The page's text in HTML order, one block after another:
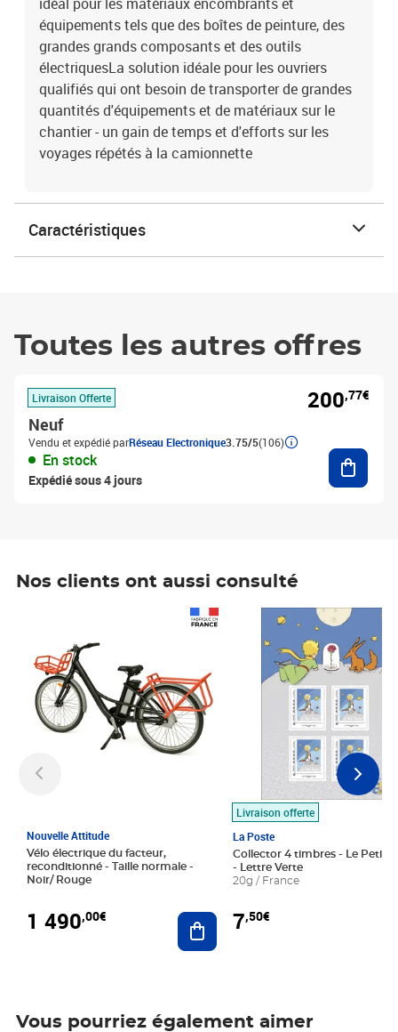
équipements tels que des boîtes de peinture, des
grandes grands composants et des outils
électriquesLa solution idéale pour les ouvriers
qualifiés qui ont besoin de transporter de grandes
quantités d'équipements et de matériaux sur le
chantier - un gain de temps et d'efforts sur les
voyages répétés à la camionnette
Caractéristiques
Toutes les autres offres
Livraison Offerte
Neuf
Vendu et expédié parRéseau Electronique3.75/5(106)
En stock
Expédié sous 4 jours
200,77€
Nos clients ont aussi consulté
Nouvelle Attitude
Vélo électrique du facteur,
reconditionné - Taille normale -
Noir/ Rouge
1 490,00€ Ajouter au panier
Livraison offerte
La Poste
Collector 4 timbres - Le Petit
- Lettre Verte
20g / France
7,50€
Prix 7,50€
Vous pourriez également aimer